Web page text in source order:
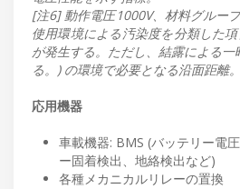
[注6] 動作電圧1000V、材料グルー
使用環境による汚染度を分類した
が発生する。ただし、結露による
る。) の環境で必要となる沿面距離。
応用機器
車載機器: BMS (バッテリー電
ー固着検出、地絡検出など)
各種メカニカルリレーの置換